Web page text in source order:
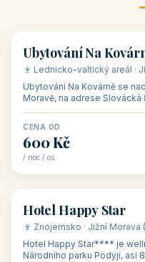
🏡 penzion
Ubytování Na
🍷 Lednicko-valtický areál ·
Ubytování Na Kovárně se
Moravě, na adrese Slovácká
CENA OD
600 Kč
/ noc / os.
🏨 hotel
Hotel Happy Star
🍷 Znojemsko · Jižní
Hotel Happy Star**** je
Národního parku Podyjí, asi